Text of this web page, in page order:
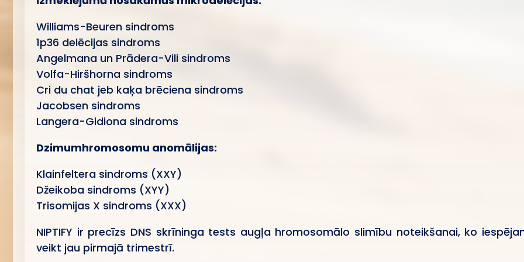
Williams-Beuren sindroms
1p36 delēcijas sindroms
Angelmana un Prādera-Vili sindroms
Volfa-Hiršhorna sindroms
Cri du chat jeb kaķa brēciena sindroms
Jacobsen sindroms
Langera-Gidiona sindroms
Dzimumhromosomu anomālijas:
Klainfeltera sindroms (XXY)
Džeikoba sindroms (XYY)
Trisomijas X sindroms (XXX)
NIPTIFY ir precīzs DNS skrīninga tests augļa hromosomālo slimību noteikšanai, ko
veikt jau pirmajā trimestrī.